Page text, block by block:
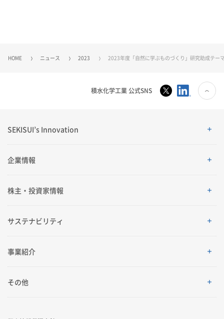
HOME ニュース 2023 2023年度「自然に学ぶものづくり」研究助成テー
積水化学工業 公式SNS
SEKISUI’s Innovation
SEKISUI’s Innovation
企業情報
企業情報
ご挨拶
グローバルネットワーク
株主・投資家情報
株主・投資家情報
経営情報
サステナビリティ
サステナビリティ
トップメッセージ
事業紹介
事業紹介
採用情報
その他